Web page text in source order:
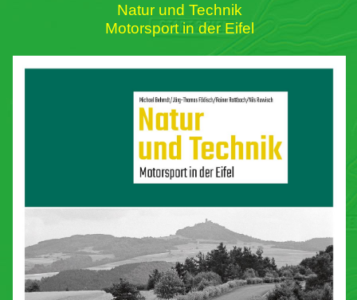
Natur und Technik
Motorsport in der Eifel